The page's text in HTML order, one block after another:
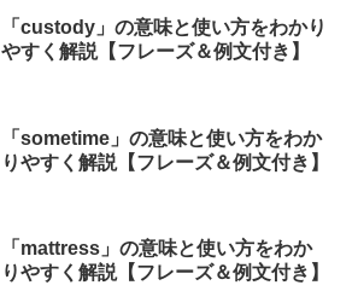
「custody」の意味と使い方をわかり
やすく解説【フレーズ＆例文付き】
「sometime」の意味と使い方をわか
りやすく解説【フレーズ＆例文付き】
「mattress」の意味と使い方をわか
りやすく解説【フレーズ＆例文付き】